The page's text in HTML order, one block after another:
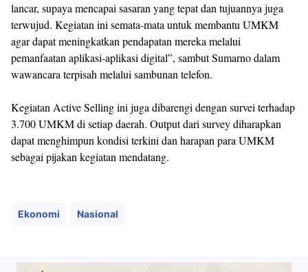
lancar, supaya mencapai sasaran yang tepat dan tujuannya juga
terwujud. Kegiatan ini semata-mata untuk membantu UMKM
agar dapat meningkatkan pendapatan mereka melalui
pemanfaatan aplikasi-aplikasi digital”, sambut Sumarno dalam
wawancara terpisah melalui sambunan telefon.
Kegiatan Active Selling ini juga dibarengi dengan survei terhadap
3.700 UMKM di setiap daerah. Output dari survey diharapkan
dapat menghimpun kondisi terkini dan harapan para UMKM
sebagai pijakan kegiatan mendatang.
Ekonomi Nasional